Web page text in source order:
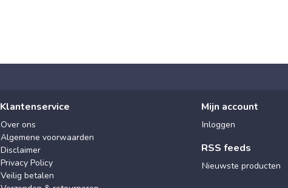
Klantenservice
Over ons
Algemene voorwaarden
Disclaimer
Privacy Policy
Veilig betalen
Mijn account
Inloggen
RSS feeds
Nieuwste producten